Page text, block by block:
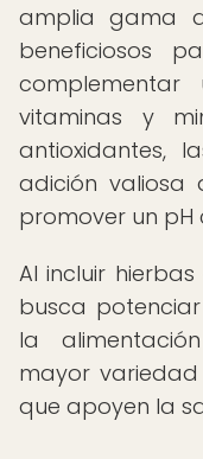
amplia gama
beneficiosos
vitaminas y
antioxidantes,
adición
promover un
Al incluir
busca
la
mayor
que apoyen la